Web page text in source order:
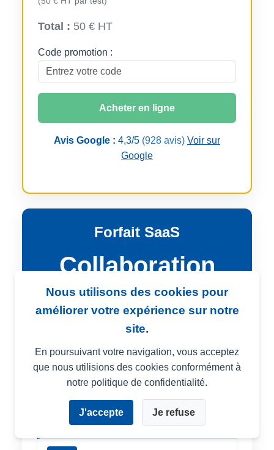
Nous utilisons des cookies pour
améliorer votre expérience sur notre
site.
En poursuivant votre navigation, vous acceptez
que nous utilisions des cookies conformément à
notre politique de confidentialité.
J'accepte Je refuse
Total : 50 € HT
Code promotion :
Acheter en ligne
Avis Google : 4,3/5 (928 avis) Voir sur
Google
Forfait SaaS
Collaboration
Utilisateurs illimités
Solution pour PME et entreprise de
taille intermédiaire
/mois
~600 tests/an – <6€/test